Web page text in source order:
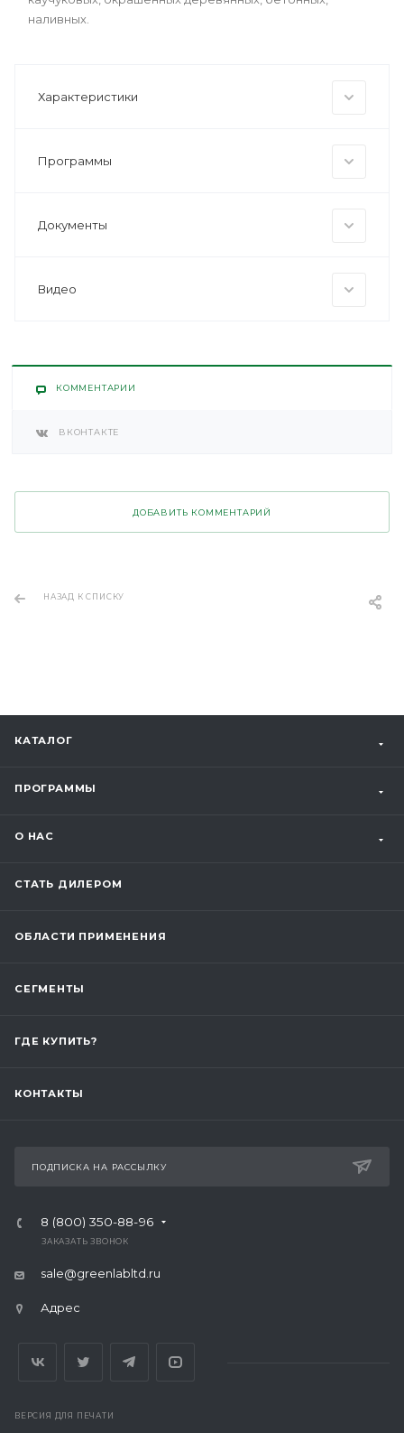
наливных.
Характеристики
Программы
Документы
Видео
КОММЕНТАРИИ
ВКОНТАКТЕ
ДОБАВИТЬ КОММЕНТАРИЙ
НАЗАД К СПИСКУ
КАТАЛОГ
ПРОГРАММЫ
О НАС
СТАТЬ ДИЛЕРОМ
ОБЛАСТИ ПРИМЕНЕНИЯ
СЕГМЕНТЫ
ГДЕ КУПИТЬ?
КОНТАКТЫ
ПОДПИСКА НА РАССЫЛКУ
8 (800) 350-88-96
ЗАКАЗАТЬ ЗВОНОК
sale@greenlabltd.ru
Адрес
ВЕРСИЯ ДЛЯ ПЕЧАТИ